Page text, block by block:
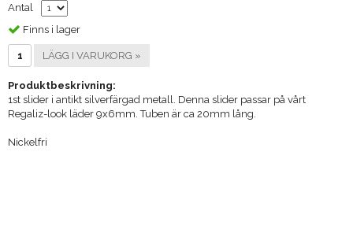
Antal
Finns i lager
LÄGG I VARUKORG »
Produktbeskrivning:
1st slider i antikt silverfärgad metall. Denna slider passar på vårt
Regaliz-look läder 9x6mm. Tuben är ca 20mm lång.
Nickelfri